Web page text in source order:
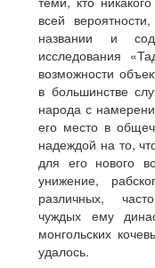
всей
названии и
исследования
возможности
в большинстве
народа с
его место в
надеждой на то,
для его нового
унижение,
различных,
чуждых ему
монгольских
удалось.